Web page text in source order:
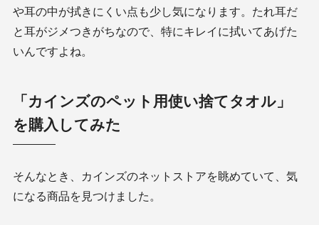
や耳の中が拭きにくい点も少し気になります。たれ耳だ
と耳がジメつきがちなので、特にキレイに拭いてあげた
いんですよね。
「カインズのペット用使い捨てタオル」
を購入してみた
そんなとき、カインズのネットストアを眺めていて、気
になる商品を見つけました。